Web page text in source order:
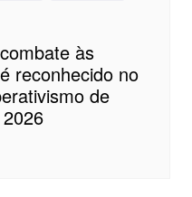
às
reconhecido no
de